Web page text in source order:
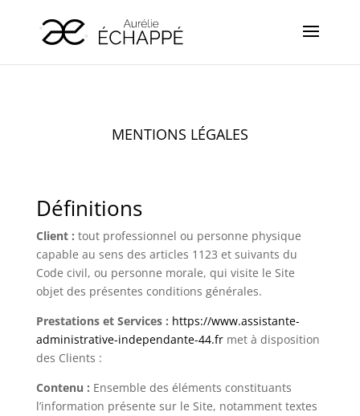
MENTIONS LÉGALES
Définitions
Client : tout professionnel ou personne physique
capable au sens des articles 1123 et suivants du
Code civil, ou personne morale, qui visite le Site
objet des présentes conditions générales.
Prestations et Services : https://www.assistante-
administrative-independante-44.frmet à disposition
des Clients :
Contenu : Ensemble des éléments constituants
l’information présente sur le Site, notamment textes